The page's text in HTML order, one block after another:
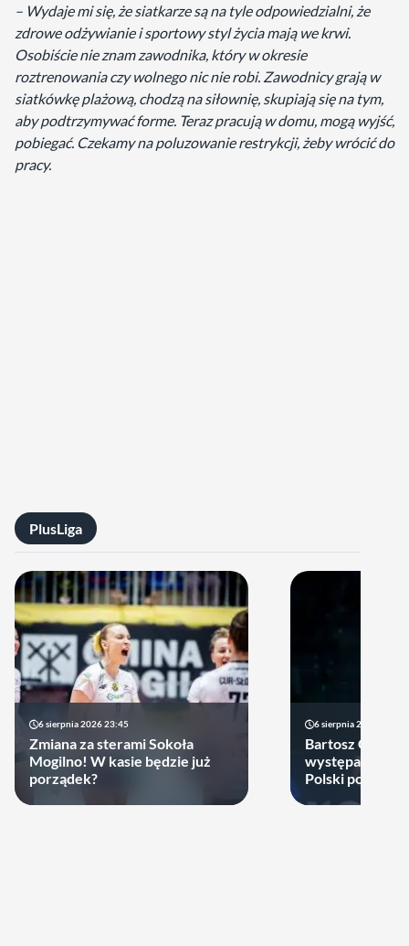
– Wydaje mi się, że siatkarze są na tyle odpowiedzialni, że
zdrowe odżywianie i sportowy styl życia mają we krwi.
Osobiście nie znam zawodnika, który w okresie
roztrenowania czy wolnego nic nie robi. Zawodnicy grają w
siatkówkę plażową, chodzą na siłownię, skupiają się na tym,
aby podtrzymywać forme. Teraz pracują w domu, mogą wyjść,
pobiegać. Czekamy na poluzowanie restrykcji, żeby wrócić do
pracy.
PlusLiga
6 sierpnia 2026 23:45
Zmiana za sterami Sokoła
Mogilno! W kasie będzie już
porządek?
6 sierpnia 2026 17:40
Bartosz
występach w
Polski podjął